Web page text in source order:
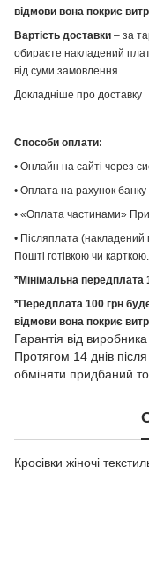
відмови вона покриє
Вартість доставки – за
обираєте накладений
від суми замовлення.
Докладніше про доставку
Способи оплати:
• Онлайн на сайті через
• Оплата на рахунок банку
• «Оплата частинами»
• Післяплата
Пошті готівкою чи карткою.
*Мінімальна передплата
*Передплата 100 грн
відмови вона покриє
Гарантія від
Протягом 14 днів
обміняти придбаний
Кросівки жіночі